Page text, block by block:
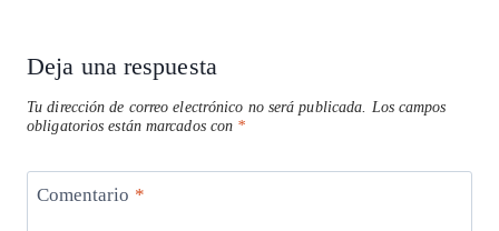
Deja una respuesta
Tu dirección de correo electrónico no será publicada.
Los campos
obligatorios están marcados con *
Comentario *